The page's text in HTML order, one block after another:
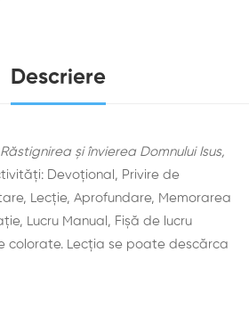
Descriere
Răstignirea și învierea Domnului Isus,
Devoţional, Privire de
Lecţie, Aprofundare, Memorarea
Lucru Manual, Fișă de lucru
colorate. Lecţia se poate descărca